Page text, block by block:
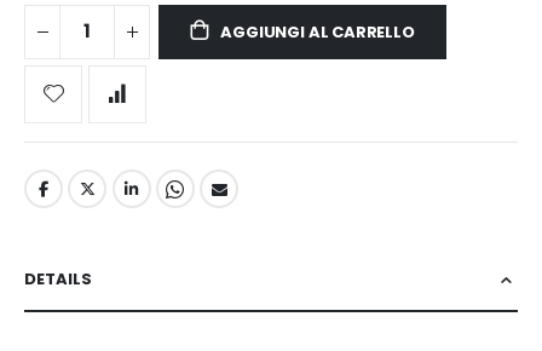
AGGIUNGI AL CARRELLO
DETAILS